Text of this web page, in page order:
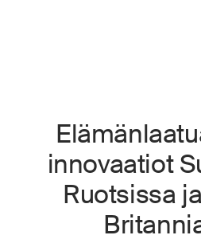
innovaatiot
Ruotsissa